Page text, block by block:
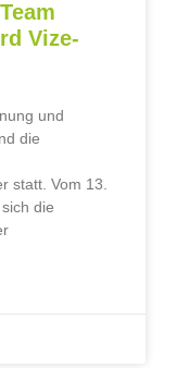
Vize-
und
die
statt. Vom 13.
die